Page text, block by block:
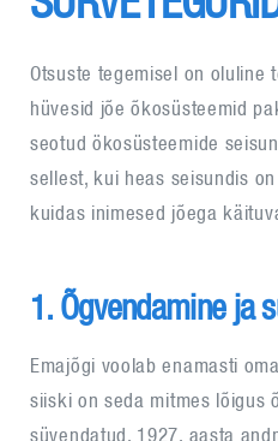
Otsuste tegemisel on oluline
hüvesid jõe õkosüsteemid
seotud ökosüsteemide
sellest, kui heas seisundis
kuidas inimesed jõega
1. Õgvendamine ja
Emajõgi voolab enamasti
siiski on seda mitmes lõigus
süvendatud. 1927. aasta